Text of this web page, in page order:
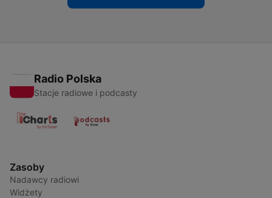
Radio Polska
Stacje radiowe i podcasty
Zasoby
Nadawcy radiowi
Widżety